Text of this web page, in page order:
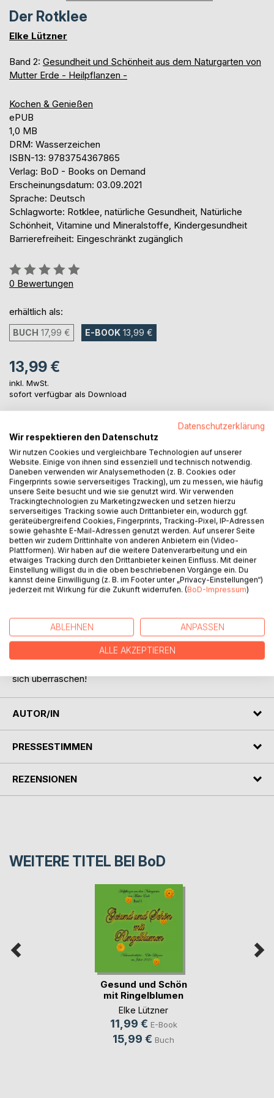
Der Rotklee
Elke Lützner
Band 2: Gesundheit und Schönheit aus dem Naturgarten von
Mutter Erde - Heilpflanzen -
Kochen & Genießen
ePUB
1,0 MB
DRM: Wasserzeichen
ISBN-13: 9783754367865
Verlag: BoD - Books on Demand
Erscheinungsdatum: 03.09.2021
Sprache: Deutsch
Schlagworte: Rotklee, natürliche Gesundheit, Natürliche
Schönheit, Vitamine und Mineralstoffe, Kindergesundheit
Barrierefreiheit: Eingeschränkt zugänglich
Bewertung::
0%
0 Bewertungen
erhältlich als:
BUCH 17,99 € E-BOOK 13,99 €
13,99 €
inkl. MwSt.
sofort verfügbar als Download
IN DEN WARENKORB
Auf die Merkliste
Titel bewerten
BESCHREIBUNG
diese wunderbare Heilpflanze mit all seinen natürlichen
Gaben näher bringt. Rotklee Blüten haben jede Menge
gesunder Inhaltsstoffe, die ich Ihnen gerne vorstellen
sich überraschen!
AUTOR/IN
PRESSESTIMMEN
REZENSIONEN
WEITERE TITEL BEI BoD
Gesund und Schön
mit Ringelblumen
Elke Lützner
11,99 € E-Book
15,99 € Buch
Datenschutzerklärung
Wir respektieren den Datenschutz
Wir nutzen Cookies und vergleichbare Technologien auf unserer
Website. Einige von ihnen sind essenziell und technisch notwendig.
Daneben verwenden wir Analysemethoden (z. B. Cookies oder
Fingerprints sowie serverseitiges Tracking), um zu messen, wie häufig
unsere Seite besucht und wie sie genutzt wird. Wir verwenden
Trackingtechnologien zu Marketingzwecken und setzen hierzu
serverseitiges Tracking sowie auch Drittanbieter ein, wodurch ggf.
geräteübergreifend Cookies, Fingerprints, Tracking-Pixel, IP-Adressen
sowie gehashte E-Mail-Adressen genutzt werden. Auf unserer Seite
betten wir zudem Drittinhalte von anderen Anbietern ein (Video-
Plattformen). Wir haben auf die weitere Datenverarbeitung und ein
etwaiges Tracking durch den Drittanbieter keinen Einfluss. Mit deiner
Einstellung willigst du in die oben beschriebenen Vorgänge ein. Du
kannst deine Einwilligung (z. B. im Footer unter „Privacy-Einstellungen“)
jederzeit mit Wirkung für die Zukunft widerrufen. (BoD-Impressum)
ABLEHNEN ANPASSEN
ALLE AKZEPTIEREN